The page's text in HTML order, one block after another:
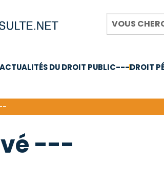
DU DROIT PUBLIC---DROIT
---